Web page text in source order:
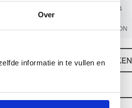
Over
informatie in te vullen en
2024
Z-981-DN
BEKIJKEN